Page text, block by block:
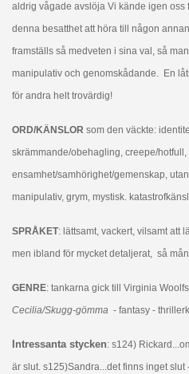
aldrig vågade avslöja Vi kände igen oss
denna besatthet att höra till någon
framställs så medveten i sina val, så
manipulativ och genomskådande. En
för andra helt trovärdig!
ORD/KÄNSLOR som den väckte:
skrämmande/obehagling, creepe/hotfull,
ensamhet/samhörighet/gemenskap,
manipulativ, grym, mystisk.
SPRÅKET: lättsamt, vackert, vilsamt att
men ibland för mycket detaljerat, så
GENRE: tankarna gick till Virginia Woolfs
Cecilia/Skugg-gömma - fantasy -
Intressanta stycken: s124)
är slut. s125)Sandra...det finns inget